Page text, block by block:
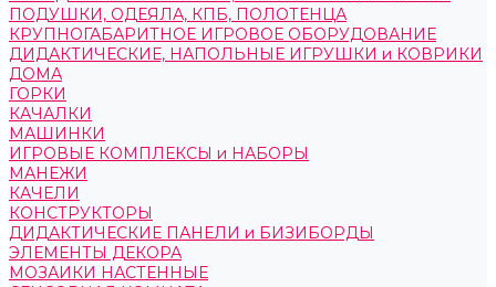
ПОДУШКИ, ОДЕЯЛА, КПБ, ПОЛОТЕНЦА
КРУПНОГАБАРИТНОЕ ИГРОВОЕ ОБОРУДОВАНИЕ
ДИДАКТИЧЕСКИЕ, НАПОЛЬНЫЕ ИГРУШКИ и КОВРИКИ
ДОМА
ГОРКИ
КАЧАЛКИ
МАШИНКИ
ИГРОВЫЕ КОМПЛЕКСЫ и НАБОРЫ
МАНЕЖИ
КАЧЕЛИ
КОНСТРУКТОРЫ
ДИДАКТИЧЕСКИЕ ПАНЕЛИ и БИЗИБОРДЫ
ЭЛЕМЕНТЫ ДЕКОРА
МОЗАИКИ НАСТЕННЫЕ